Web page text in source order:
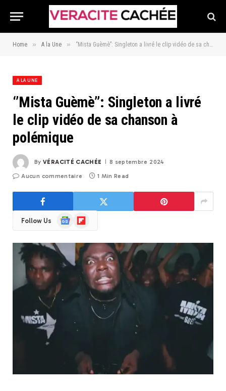
Home » A la Une » ‘’Mista Guèmè’’: Singleton a livré le clip vidéo de sa chanson à polémique
A LA UNE
‘’Mista Guèmè’’: Singleton a livré
le clip vidéo de sa chanson à
polémique
By VÉRACITÉ CACHÉE 8 septembre 2024
Aucun commentaire 1 Min Read
Follow Us
GoogleFlipboard